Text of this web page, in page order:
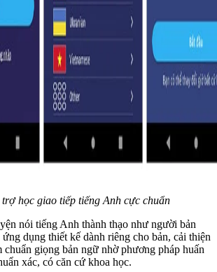
học giao tiếp tiếng Anh cực chuẩn
nói tiếng Anh thành thạo như người bản
dụng thiết kế dành riêng cho bản, cải thiện
chuẩn giọng bản ngữ nhờ phương pháp huấn
xác, có căn cứ khoa học.